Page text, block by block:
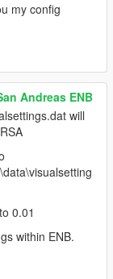
my config
Andreas ENB
will
0.01
within ENB.